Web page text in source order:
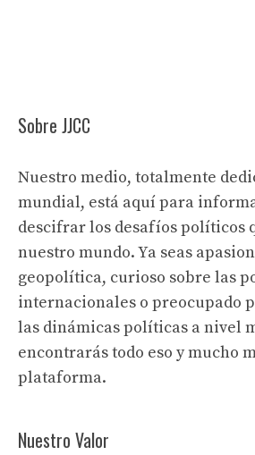
Sobre JJCC
Nuestro medio, totalmente
mundial, está aquí para
descifrar los desafíos políticos
nuestro mundo. Ya seas
geopolítica, curioso sobre las
internacionales o preocupado
las dinámicas políticas a nivel
encontrarás todo eso y mucho
plataforma.
Nuestro Valor